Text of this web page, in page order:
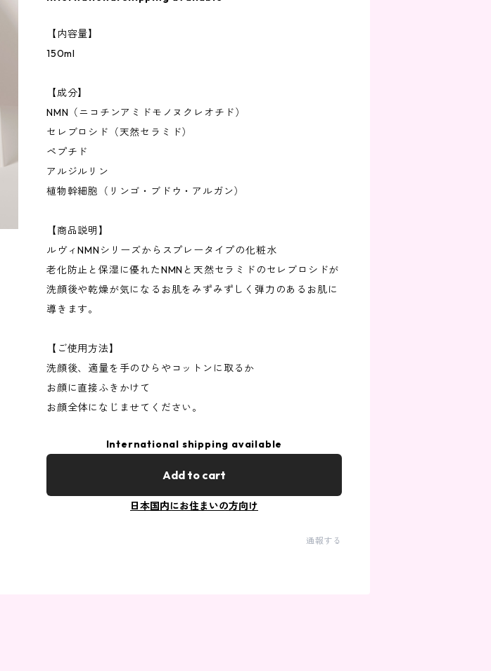
【内容量】
150ml
【成分】
NMN（ニコチンアミドモノヌクレオチド）
セレブロシド（天然セラミド）
ペプチド
アルジルリン
植物幹細胞（リンゴ・ブドウ・アルガン）
【商品説明】
ルヴィNMNシリーズからスプレータイプの化粧水
老化防止と保湿に優れたNMNと天然セラミドのセレブロシドが
洗顔後や乾燥が気になるお肌をみずみずしく弾力のあるお肌に
導きます。
【ご使用方法】
洗顔後、適量を手のひらやコットンに取るか
お顔に直接ふきかけて
お顔全体になじませてください。
International shipping available
Add to cart
日本国内にお住まいの方向け
通報する